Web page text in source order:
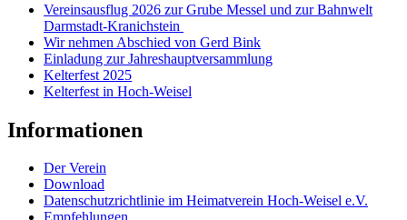
Vereinsausflug 2026 zur Grube Messel und zur Bahnwelt
Darmstadt-Kranichstein
Wir nehmen Abschied von Gerd Bink
Einladung zur Jahreshauptversammlung
Kelterfest 2025
Kelterfest in Hoch-Weisel
Informationen
Der Verein
Download
Datenschutzrichtlinie im Heimatverein Hoch-Weisel e.V.